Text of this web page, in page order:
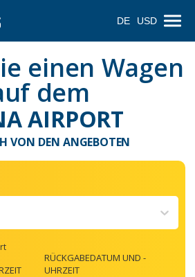
DE USD
einen Wagen
dem
AIRPORT
VON DEN ANGEBOTEN
RÜCKGABEDATUM UND -
UHRZEIT